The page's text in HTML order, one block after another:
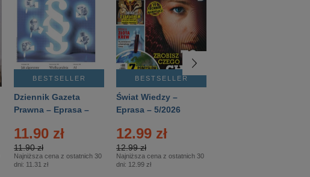
BESTSELLER
Dziennik Gazeta
Prawna – Eprasa –
11.90 zł
11.90 zł
Najniższa cena z ostatnich 30
dni: 11.31 zł
BESTSELLER
Świat Wiedzy –
Eprasa – 5/2026
12.99 zł
12.99 zł
Najniższa cena z ostatnich 30
dni: 12.99 zł